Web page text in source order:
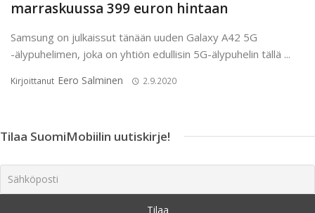
marraskuussa 399 euron hintaan
Samsung on julkaissut tänään uuden Galaxy A42 5G
-älypuhelimen, joka on yhtiön edullisin 5G-älypuhelin tällä ...
Kirjoittanut Eero Salminen 2.9.2020
Tilaa SuomiMobiilin uutiskirje!